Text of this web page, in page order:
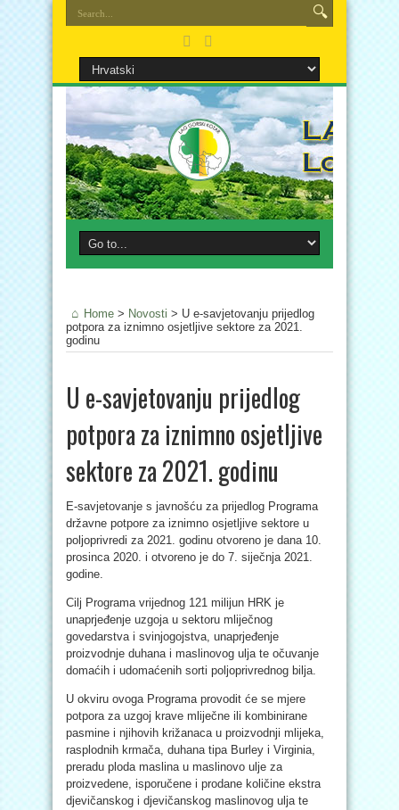
Home > Novosti > U e-savjetovanju prijedlog
potpora za iznimno osjetljive sektore za 2021.
godinu
U e-savjetovanju prijedlog
potpora za iznimno osjetljive
sektore za 2021. godinu
E-savjetovanje s javnošću za prijedlog Programa
državne potpore za iznimno osjetljive sektore u
poljoprivredi za 2021. godinu otvoreno je dana 10.
prosinca 2020. i otvoreno je do 7. siječnja 2021.
godine.
Cilj Programa vrijednog 121 milijun HRK je
unaprjeđenje uzgoja u sektoru mliječnog
govedarstva i svinjogojstva, unaprjeđenje
proizvodnje duhana i maslinovog ulja te očuvanje
domaćih i udomaćenih sorti poljoprivrednog bilja.
U okviru ovoga Programa provodit će se mjere
potpora za uzgoj krave mliječne ili kombinirane
pasmine i njihovih križanaca u proizvodnji mlijeka,
rasplodnih krmača, duhana tipa Burley i Virginia,
preradu ploda maslina u maslinovo ulje za
proizvedene, isporučene i prodane količine ekstra
djevičanskog i djevičanskog maslinovog ulja te